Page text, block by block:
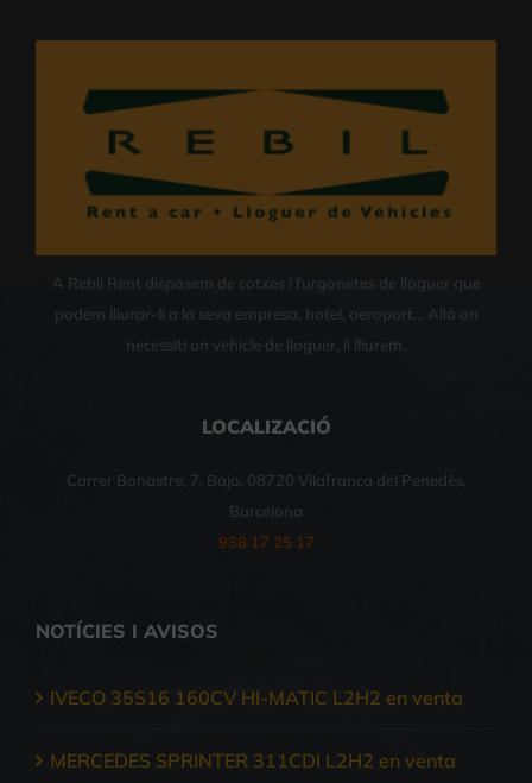
A Rebil Rent disposem de cotxes i furgonetes de lloguer que
podem lliurar-li a la seva empresa, hotel, aeroport… Allà on
necessiti un vehicle de lloguer, li lliurem.
LOCALIZACIÓ
Carrer Bonastre, 7, Bajo, 08720 Vilafranca del Penedès,
Barcelona
938 17 25 17
NOTÍCIES I AVISOS
IVECO 35S16 160CV HI-MATIC L2H2 en venta
MERCEDES SPRINTER 311CDI L2H2 en venta